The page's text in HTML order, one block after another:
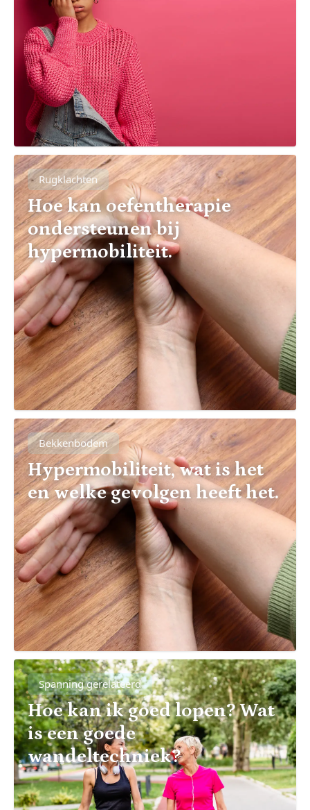
Rugklachten
Hoe kan oefentherapie
ondersteunen bij
hypermobiliteit.
Bekkenbodem
Hypermobiliteit, wat is het
en welke gevolgen heeft het.
Spanning gerelateerd
Hoe kan ik goed lopen? Wat
is een goede
wandeltechniek?